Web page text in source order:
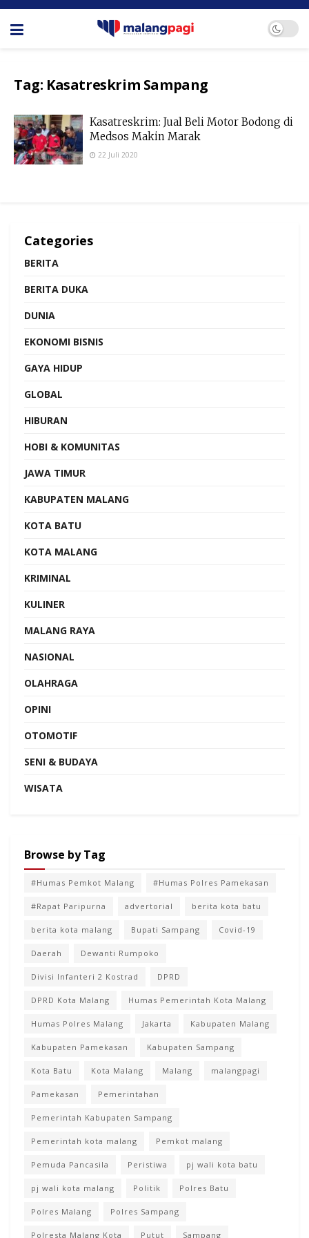
Tag: Kasatreskrim Sampang
Kasatreskrim: Jual Beli Motor Bodong di
Medsos Makin Marak
22 Juli 2020
Categories
BERITA
BERITA DUKA
DUNIA
EKONOMI BISNIS
GAYA HIDUP
GLOBAL
HIBURAN
HOBI & KOMUNITAS
JAWA TIMUR
KABUPATEN MALANG
KOTA BATU
KOTA MALANG
KRIMINAL
KULINER
MALANG RAYA
NASIONAL
OLAHRAGA
OPINI
OTOMOTIF
SENI & BUDAYA
WISATA
Browse by Tag
#Humas Pemkot Malang #Humas Polres Pamekasan
#Rapat Paripurna advertorial berita kota batu
berita kota malang Bupati Sampang Covid-19
Daerah Dewanti Rumpoko
Divisi Infanteri 2 Kostrad DPRD
DPRD Kota Malang Humas Pemerintah Kota Malang
Humas Polres Malang Jakarta Kabupaten Malang
Kabupaten Pamekasan Kabupaten Sampang
Kota Batu Kota Malang Malang malangpagi
Pamekasan Pemerintahan
Pemerintah Kabupaten Sampang
Pemerintah kota malang Pemkot malang
Pemuda Pancasila Peristiwa pj wali kota batu
pj wali kota malang Politik Polres Batu
Polres Malang Polres Sampang
Polresta Malang Kota Putut Sampang